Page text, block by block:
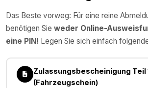
Das Beste vorweg: Für eine reine
benötigen Sie weder Online-
eine PIN! Legen Sie sich einfach
Zulassungsbescheinigung Teil
(Fahrzeugschein)